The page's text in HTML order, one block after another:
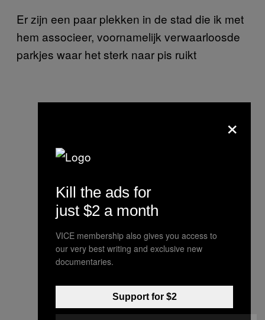
Er zijn een paar plekken in de stad die ik met
hem associeer, voornamelijk verwaarloosde
parkjes waar het sterk naar pis ruikt
×
Kill the ads for
just $2 a month
VICE membership also gives you access to
our very best writing and exclusive new
documentaries.
Support for $2